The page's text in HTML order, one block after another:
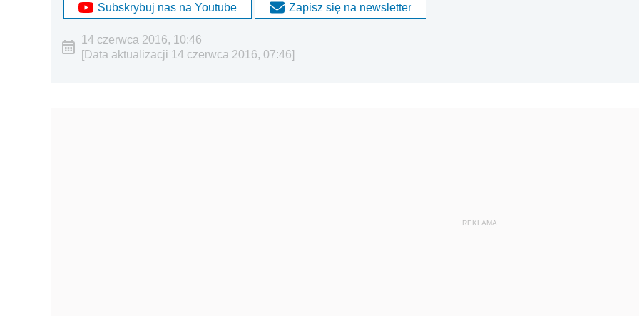
Subskrybuj nas na Youtube Zapisz się na newsletter
14 czerwca 2016, 10:46
[Data aktualizacji 14 czerwca 2016, 07:46]